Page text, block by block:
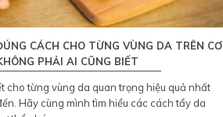
CÁCH CHO TỪNG VÙNG DA TRÊN CƠ
PHẢI AI CŨNG BIẾT
cho từng vùng da quan trọng hiệu quả nhất
Hãy cùng mình tìm hiểu các cách tẩy da